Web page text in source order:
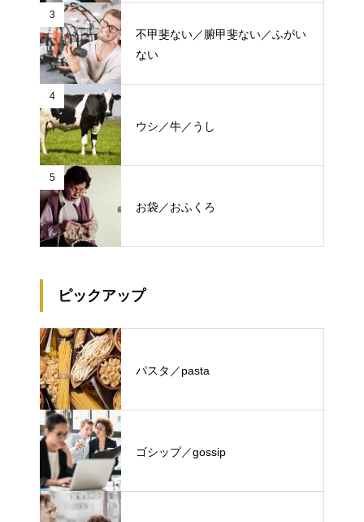
3
不甲斐ない／腑甲斐ない／ふがい
ない
4
ウシ／牛／うし
5
お袋／おふくろ
ピックアップ
パスタ／pasta
ゴシップ／gossip